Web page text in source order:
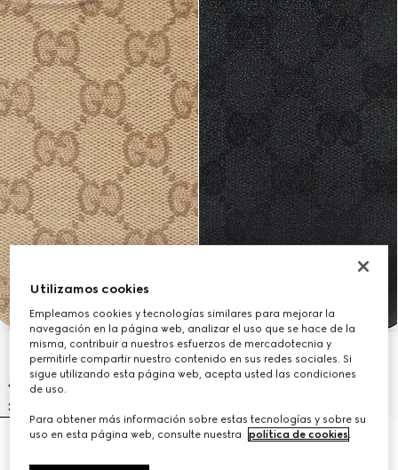
Utilizamos cookies
Empleamos cookies y tecnologías similares para mejorar la
navegación en la página web, analizar el uso que se hace de la
misma, contribuir a nuestros esfuerzos de mercadotecnia y
permitirle compartir nuestro contenido en sus redes sociales. Si
sigue utilizando esta página web, acepta usted las condiciones
de uso.
Para obtener más información sobre estas tecnologías y sobre su
uso en esta página web, consulte nuestra
política de cookies.